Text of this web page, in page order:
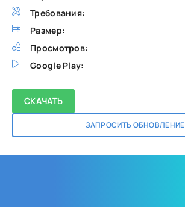
Требования:
Размер:
Просмотров:
Google Play:
СКАЧАТЬ
ЗАПРОСИТЬ ОБНОВЛЕНИЕ